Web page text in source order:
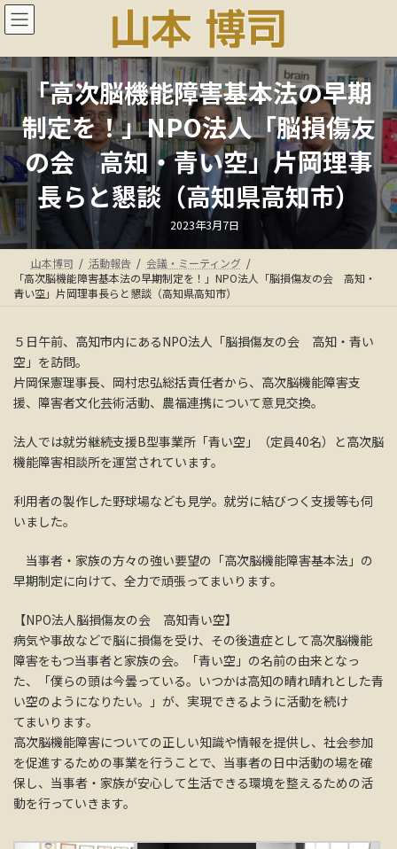
コ
ン
ン
ツ
へ
ス
キ
ッ
プ
ナ
ビ
ー
シ
ョ
ン
に
移
動
「高次脳機能障害基本法の早期
制定を！」NPO法人「脳損傷友
の会 高知・青い空」片岡理事
長らと懇談（高知県高知市）
最
終
更
日
時
:
2023年3月7日
山本博司 活動報告
会議・ミーティング
「高次脳機能障害基本法の早期制定を！」NPO法人「脳損傷友の会 高知・
青い空」片岡理事長らと懇談（高知県高知市）
５日午前、高知市内にあるNPO法人「脳損傷友の会 高知・青い
空」を訪問。
片岡保憲理事長、岡村忠弘総括責任者から、高次脳機能障害支
援、障害者文化芸術活動、農福連携について意見交換。
法人では就労継続支援B型事業所「青い空」（定員40名）と高次脳
機能障害相談所を運営されています。
利用者の製作した野球場なども見学。就労に結びつく支援等も伺
いました。
当事者・家族の方々の強い要望の「高次脳機能障害基本法」の
早期制定に向けて、全力で頑張ってまいります。
【NPO法人脳損傷友の会 高知青い空】
病気や事故などで脳に損傷を受け、その後遺症として高次脳機能
障害をもつ当事者と家族の会。「青い空」の名前の由来となっ
た、「僕らの頭は今曇っている。いつかは高知の晴れ晴れとした青
い空のようになりたい。」が、実現できるように活動を続け
てまいります。
高次脳機能障害についての正しい知識や情報を提供し、社会参加
を促進するための事業を行うことで、当事者の日中活動の場を確
保し、当事者・家族が安心して生活できる環境を整えるための活
動を行っていきます。